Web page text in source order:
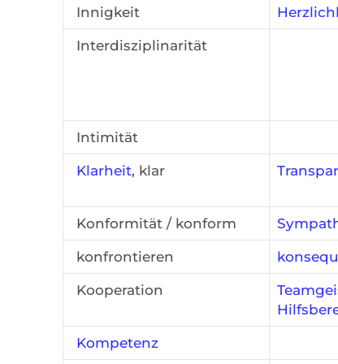
Innigkeit
Interdisziplinarität
Intimität
Klarheit, klar
Konformität / konform
konfrontieren
Kooperation
Kompetenz